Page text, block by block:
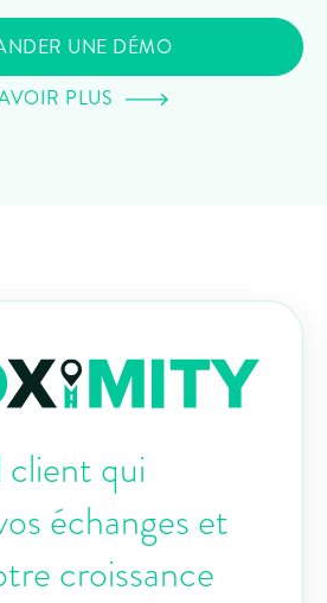
UNE DÉMO
PLUS
qui
échanges et
croissance